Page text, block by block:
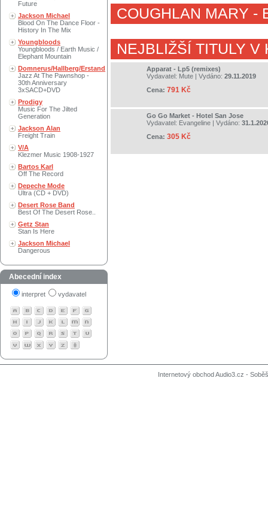
Future
Jackson Michael
Blood On The Dance Floor -
History In The Mix
Youngbloods
Youngbloods / Earth Music /
Elephant Mountain
Domnerus/Hallberg/Erstand
Jazz At The Pawnshop -
30th Anniversary
3xSACD+DVD
Prodigy
Music For The Jilted
Generation
Jackson Alan
Freight Train
V/A
Klezmer Music 1908-1927
Bartos Karl
Off The Record
Depeche Mode
Ultra (CD + DVD)
Desert Rose Band
Best Of The Desert Rose..
Getz Stan
Stan Is Here
Jackson Michael
Dangerous
Abecední index
interpret vydavatel
COUGHLAN MARY -
NEJBLIŽŠÍ TITULY V
Apparat - Lp5 (remixes)
Vydavatel: Mute | Vydáno: 29.11.2019
Cena: 791 Kč
Go Go Market - Hotel San Jose
Vydavatel: Evangeline | Vydáno:
Cena: 305 Kč
Internetový obchod Audio3.cz -